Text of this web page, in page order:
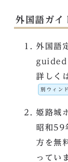
外国語ガイ
外国語
guided
詳しく
別ウィン
姫路城
昭和59
方を無
ってい